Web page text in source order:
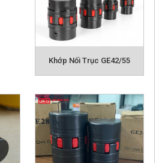
nối có đặc điểm của đệm và
bù đắp trục bù.
môi trường ẩm ướt
với tốc độ cao
các trục
Khớp Nối Trục GE42/55